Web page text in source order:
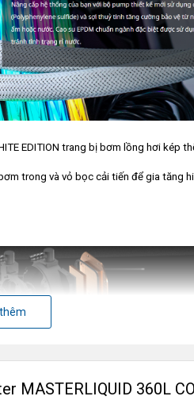
EDITION trang bị bơm lồng hơi kép
trong và vỏ bọc cải tiến để gia tăng
MASTERLIQUID 360L